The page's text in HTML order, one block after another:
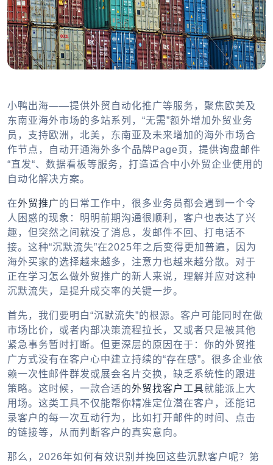
小鸭出海——提供外贸自动化推广等服务，聚焦欧美及
东南亚海外市场的多站系列，“无需”额外增加外贸业务
员，支持欧洲，北美，东南亚及未来增加的海外市场合
作节点，自动开通海外多个品牌Page页，提供询盘邮件
“直发“、数据看板等服务，打造适合中小外贸企业使用的
自动化解决方案。
在外贸推广的日常工作中，很多业务员都会遇到一个令
人困惑的现象：明明前期沟通很顺利，客户也表达了兴
趣，但突然之间就没了消息，发邮件不回、打电话不
接。这种“沉默流失”在2025年之后变得更加普遍，因为
海外买家的选择越来越多，注意力也越来越分散。对于
正在学习怎么做外贸推广的新人来说，理解并应对这种
沉默流失，是提升成交率的关键一步。
首先，我们要明白“沉默流失”的根源。客户可能同时在做
市场比价，或者内部决策流程拉长，又或者只是被其他
紧急事务暂时打断。但更深层的原因在于：你的外贸推
广方式没有在客户心中建立持续的“存在感”。很多企业依
赖一次性邮件群发或展会名片交换，缺乏系统性的跟进
策略。这时候，一款合适的外贸找客户工具就能派上大
用场。这类工具不仅能帮你精准定位潜在客户，还能记
录客户的每一次互动行为，比如打开邮件的时间、点击
的链接等，从而判断客户的真实意向。
那么，2026年如何有效识别并挽回这些沉默客户呢？第